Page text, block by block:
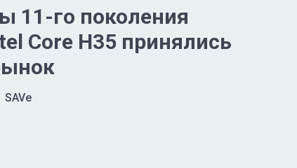
11-го поколения
Core H35 принялись
SAVe